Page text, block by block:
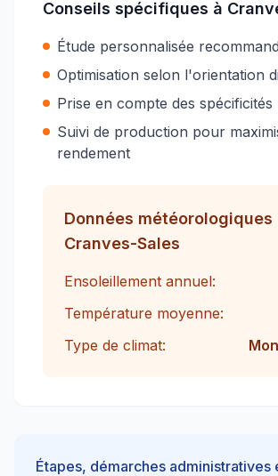
Conseils spécifiques à
Étude personnalisée
Optimisation selon l'orientation
Prise en compte des spécificités
Suivi de production pour
rendement
Données météorologiques
Cranves-Sales
Ensoleillement annuel:
Température moyenne:
Type de climat:
Étapes, démarches administratives